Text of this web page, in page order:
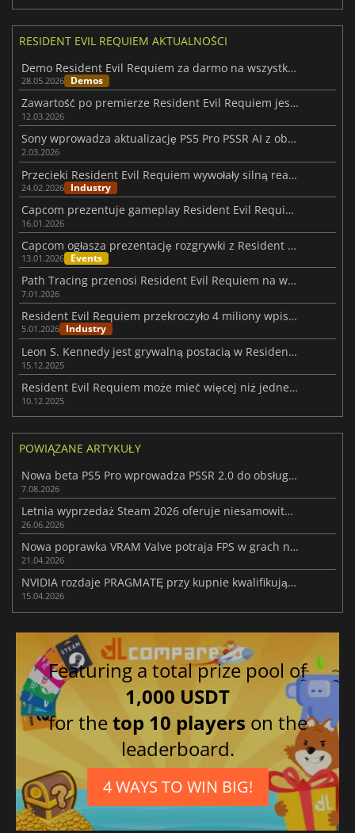
RESIDENT EVIL REQUIEM AKTUALNOŚCI
Demo Resident Evil Requiem za darmo na wszystkich głównych platformach
28.05.2026 Demos
Zawartość po premierze Resident Evil Requiem jest już w drodze
12.03.2026
Sony wprowadza aktualizację PS5 Pro PSSR AI z obsługą Resident Evil Requiem
2.03.2026
Przecieki Resident Evil Requiem wywołały silną reakcję Kamiyi
24.02.2026 Industry
Capcom prezentuje gameplay Resident Evil Requiem na styczniowym show
16.01.2026
Capcom ogłasza prezentację rozgrywki z Resident Evil Requiem
13.01.2026 Events
Path Tracing przenosi Resident Evil Requiem na wyższy poziom
7.01.2026
Resident Evil Requiem przekroczyło 4 miliony wpisów na listy życzeń Steam
5.01.2026 Industry
Leon S. Kennedy jest grywalną postacią w Resident Evil Requiem
15.12.2025
Resident Evil Requiem może mieć więcej niż jednego bohatera
10.12.2025
POWIĄZANE ARTYKUŁY
Nowa beta PS5 Pro wprowadza PSSR 2.0 do obsługiwanych tytułów
7.08.2026
Letnia wyprzedaż Steam 2026 oferuje niesamowite promocje na tysiące gier
26.06.2026
Nowa poprawka VRAM Valve potraja FPS w grach na AMD RX 6500 XT
21.04.2026
NVIDIA rozdaje PRAGMATĘ przy kupnie kwalifikującej się karty z serii RTX 50
15.04.2026
Featuring a total prize pool of
1,000 USDT
for thetop 10 players on the
leaderboard.
4 WAYS TO WIN BIG!